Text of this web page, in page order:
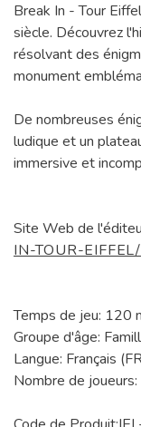
Break In - Tour
siècle. Découvrez
résolvant des
monument
De nombreuses
ludique et un
immersive et
Site Web de
IN-TOUR-EIFFEL/
Temps de jeu: 120
Groupe d'âge:
Langue: Français
Nombre de